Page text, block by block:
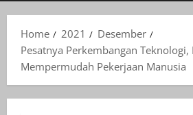
Home
2021
Desember
Pesatnya Perkembangan Teknologi,
Mempermudah Pekerjaan Manusia